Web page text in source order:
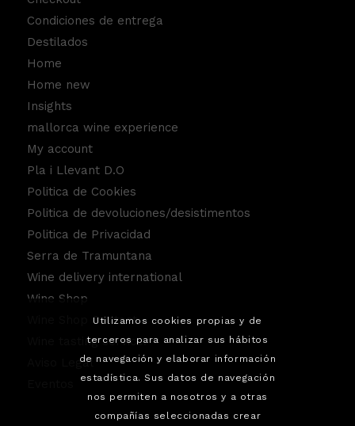
Condiciones de entrega
Destilados
Home
Home new
Insights
mallorca wine experience
My account
Pla i Llevant D.O
Politica de Cookies
Politica de devoluciones/desistimentos
Politica de Privacidad
Serra de Tramuntana
Wine delivery international
Wine Shop
Wine Shop Contact
Wine tasting service.
Aviso Legal
Utilizamos cookies propias y de
terceros para analizar sus hábitos
de navegación y elaborar información
estadística. Sus datos de navegación
nos permiten a nosotros y a otras
compañías seleccionadas crear